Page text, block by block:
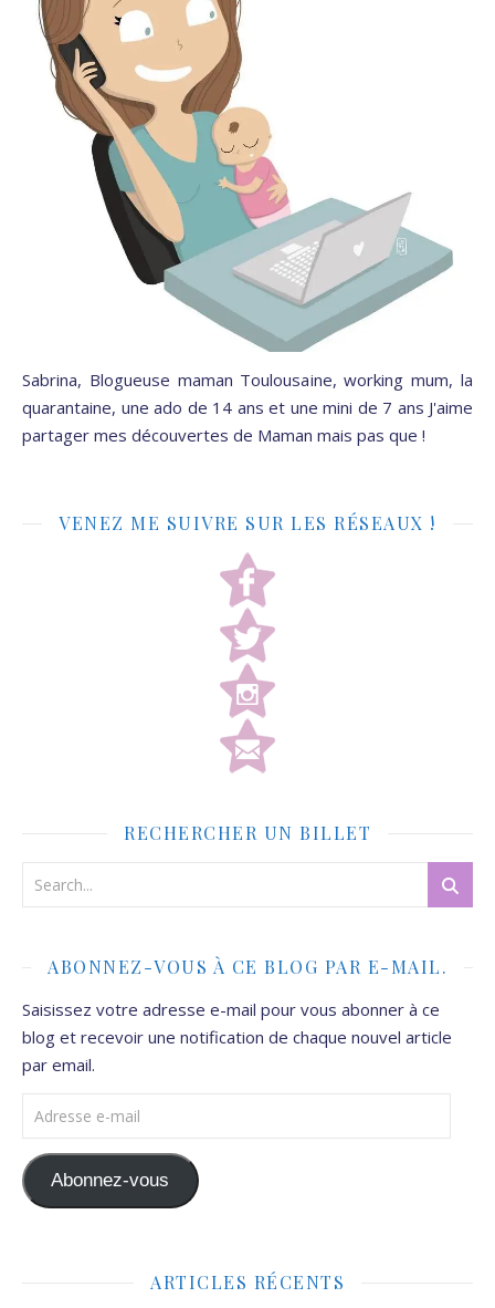
Sabrina, Blogueuse maman Toulousaine, working mum, la
quarantaine, une ado de 14 ans et une mini de 7 ans J'aime
partager mes découvertes de Maman mais pas que !
VENEZ ME SUIVRE SUR LES RÉSEAUX !
RECHERCHER UN BILLET
ABONNEZ-VOUS À CE BLOG PAR E-MAIL.
Saisissez votre adresse e-mail pour vous abonner à ce
blog et recevoir une notification de chaque nouvel article
par email.
Adresse e-mail
Abonnez-vous
ARTICLES RÉCENTS